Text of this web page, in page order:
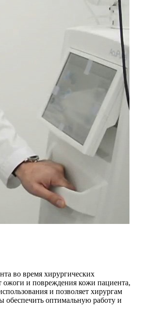
во время хирургических
ожоги и повреждения кожи пациента,
и позволяет хирургам
обеспечить оптимальную работу и